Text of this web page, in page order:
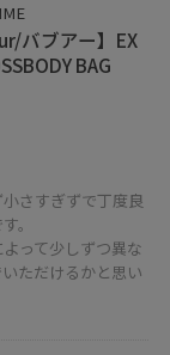
バブアー】EX
BAG
さすぎずで丁度良
。
って少しずつ異な
ただけるかと思い